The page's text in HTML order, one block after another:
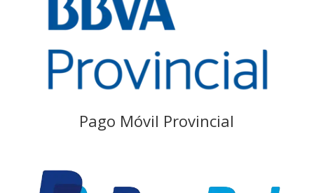
Pago Móvil Provincial